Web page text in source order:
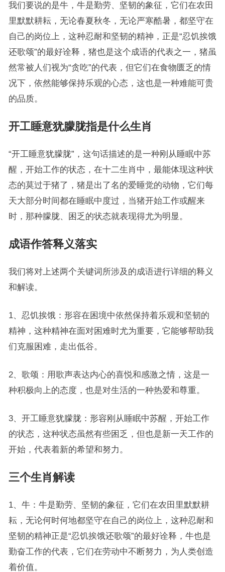
我们要说的是牛，牛是勤劳、坚韧的象征，它们在农田
里默默耕耘，无论春夏秋冬，无论严寒酷暑，都坚守在
自己的岗位上，这种忍耐和坚韧的精神，正是“忍饥挨饿
还歌颂”的最好诠释，猪也是这个成语的代表之一，猪虽
然常被人们视为“贪吃”的代表，但它们在食物匮乏的情
况下，依然能够保持乐观的心态，这也是一种难能可贵
的品质。
开工睡意犹朦胧指是什么生肖
“开工睡意犹朦胧”，这句话描述的是一种刚从睡眠中苏
醒，开始工作的状态，在十二生肖中，最能体现这种状
态的莫过于猪了，猪是出了名的爱睡觉的动物，它们每
天大部分时间都在睡眠中度过，当猪开始工作或醒来
时，那种朦胧、困乏的状态就表现得尤为明显。
成语作答释义落实
我们将对上述两个关键词所涉及的成语进行详细的释义
和解读。
1、忍饥挨饿：形容在困境中依然保持着乐观和坚韧的
精神，这种精神在面对困难时尤为重要，它能够帮助我
们克服困难，走出低谷。
2、歌颂：用歌声表达内心的喜悦和感激之情，这是一
种积极向上的态度，也是对生活的一种热爱和尊重。
3、开工睡意犹朦胧：形容刚从睡眠中苏醒，开始工作
的状态，这种状态虽然有些困乏，但也是新一天工作的
开始，代表着新的希望和努力。
三个生肖解读
1、牛：牛是勤劳、坚韧的象征，它们在农田里默默耕
耘，无论何时何地都坚守在自己的岗位上，这种忍耐和
坚韧的精神正是“忍饥挨饿还歌颂”的最好诠释，牛也是
勤奋工作的代表，它们在劳动中不断努力，为人类创造
着价值。